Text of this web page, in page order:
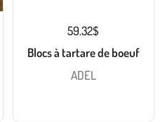
59.32$
Blocs à tartare de boeuf
ADEL